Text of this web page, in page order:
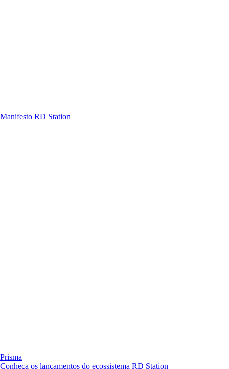
Manifesto RD Station
Prisma
Conheça os lançamentos do ecossistema RD Station